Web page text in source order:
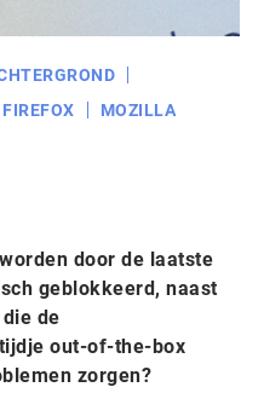
FIREFOX MOZILLA
door de laatste
geblokkeerd, naast
de
out-of-the-box
zorgen?